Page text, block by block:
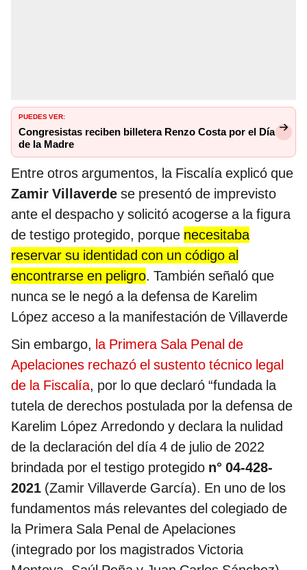
PUEDES VER:
Congresistas reciben billetera Renzo Costa por el Día
de la Madre
Entre otros argumentos, la Fiscalía explicó que
Zamir Villaverde se presentó de imprevisto
ante el despacho y solicitó acogerse a la figura
de testigo protegido, porque necesitaba
reservar su identidad con un código al
encontrarse en peligro. También señaló que
nunca se le negó a la defensa de Karelim
López acceso a la manifestación de Villaverde
Sin embargo, la Primera Sala Penal de
Apelaciones rechazó el sustento técnico legal
de la Fiscalía, por lo que declaró “fundada la
tutela de derechos postulada por la defensa de
Karelim López Arredondo y declara la nulidad
de la declaración del día 4 de julio de 2022
brindada por el testigo protegido n° 04-428-
2021 (Zamir Villaverde García). En uno de los
fundamentos más relevantes del colegiado de
la Primera Sala Penal de Apelaciones
(integrado por los magistrados Victoria